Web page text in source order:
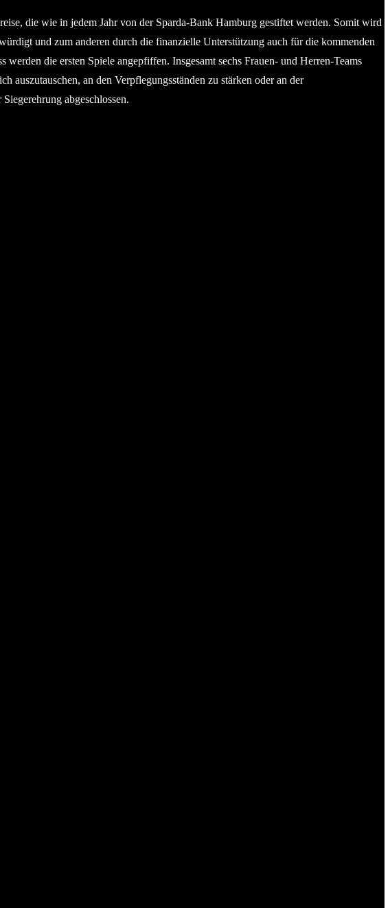
die wie in jedem Jahr von der Sparda-Bank Hamburg gestiftet werden. Somit wird
und zum anderen durch die finanzielle Unterstützung auch für die kommenden
die ersten Spiele angepfiffen. Insgesamt sechs Frauen- und Herren-Teams
auszutauschen, an den Verpflegungsständen zu stärken oder an der
abgeschlossen.